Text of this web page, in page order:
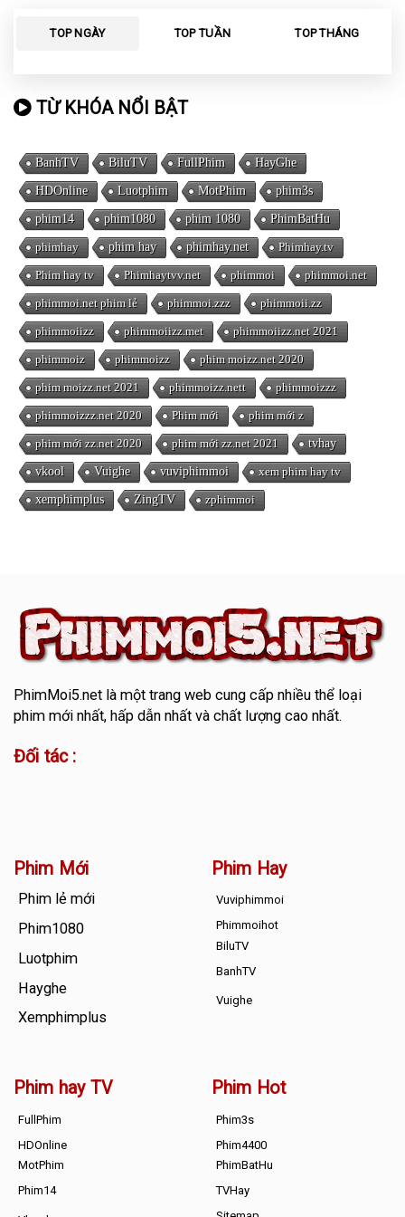
TOP NGÀY TOP TUẦN TOP THÁNG
TỪ KHÓA NỔI BẬT
BanhTV BiluTV FullPhim HayGhe
HDOnline Luotphim MotPhim phim3s
phim14 phim1080 phim 1080 PhimBatHu
phimhay phim hay phimhay.net Phimhay.tv
Phim hay tv Phimhaytvv.net phimmoi phimmoi.net
phimmoi.net phim lẻ phimmoi.zzz phimmoii.zz
phimmoiizz phimmoiizz.met phimmoiizz.net 2021
phimmoiz phimmoizz phim moizz.net 2020
phim moizz.net 2021 phimmoizz.nett phimmoizzz
phimmoizzz.net 2020 Phim mới phim mới z
phim mới zz.net 2020 phim mới zz.net 2021 tvhay
vkool Vuighe vuviphimmoi xem phim hay tv
xemphimplus ZingTV zphimmoi
PhimMoi5.netlà một trang web cung cấp nhiều thể loại
phim mới nhất, hấp dẫn nhất và chất lượng cao nhất.
Đối tác :
Phim Mới
Phim lẻ mới
Phim1080
Luotphim
Hayghe
Xemphimplus
Phim Hay
Vuviphimmoi
Phimmoihot
BiluTV
BanhTV
Vuighe
Phim hay TV
FullPhim
HDOnline
MotPhim
Phim14
Phim Hot
Phim3s
Phim4400
PhimBatHu
TVHay